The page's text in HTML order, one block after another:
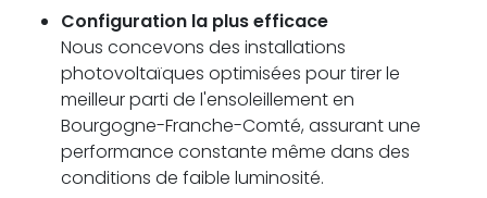
Configuration la plus efficace
Nous concevons des installations
photovoltaïques optimisées pour tirer le
meilleur parti de l'ensoleillement en
Bourgogne-Franche-Comté, assurant une
performance constante même dans des
conditions de faible luminosité.